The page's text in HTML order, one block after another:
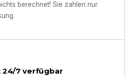
berechnet! Sie zahlen nur
24/7 verfügbar